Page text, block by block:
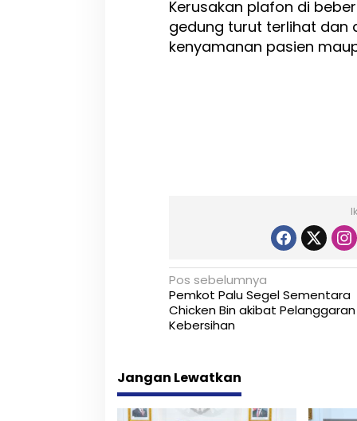
Kerusakan plafon di
gedung turut terlihat dan
kenyamanan pasien
N
a
v
g
Pos sebelumnya
Pemkot Palu Segel Sementara
Chicken Bin akibat Pelanggaran
Kebersihan
Jangan Lewatkan